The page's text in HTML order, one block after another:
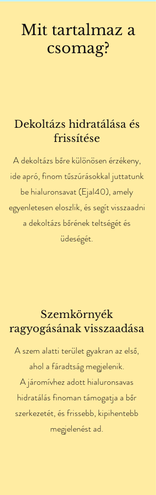
Mit tartalmaz a
csomag?
Dekoltázs hidratálása és
frissítése
A dekoltázs bőre különösen érzékeny,
ide apró, finom tűszúrásokkal juttatunk
be hialuronsavat (Ejal40), amely
egyenletesen eloszlik, és segít visszaadni
a dekoltázs bőrének teltségét és
üdeségét.
Szemkörnyék
ragyogásának visszaadása
A szem alatti terület gyakran az első,
ahol a fáradtság megjelenik.
A járomívhez adott hialuronsavas
hidratálás finoman támogatja a bőr
szerkezetét, és frissebb, kipihentebb
megjelenést ad.